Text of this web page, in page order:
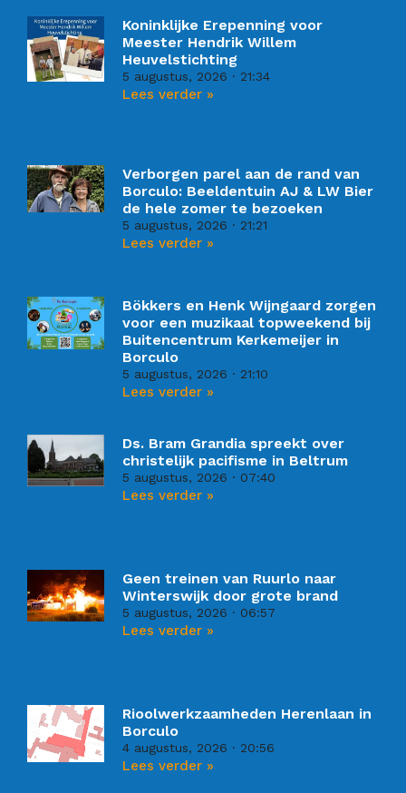
Koninklijke Erepenning voor
Meester Hendrik Willem
Heuvelstichting
5 augustus, 2026 21:34
Lees verder »
Verborgen parel aan de rand van
Borculo: Beeldentuin AJ & LW Bier
de hele zomer te bezoeken
5 augustus, 2026 21:21
Lees verder »
Bökkers en Henk Wijngaard zorgen
voor een muzikaal topweekend bij
Buitencentrum Kerkemeijer in
Borculo
5 augustus, 2026 21:10
Lees verder »
Ds. Bram Grandia spreekt over
christelijk pacifisme in Beltrum
5 augustus, 2026 07:40
Lees verder »
Geen treinen van Ruurlo naar
Winterswijk door grote brand
5 augustus, 2026 06:57
Lees verder »
Rioolwerkzaamheden Herenlaan in
Borculo
4 augustus, 2026 20:56
Lees verder »